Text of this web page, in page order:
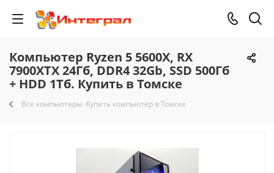
Компьютер Ryzen 5 5600X, RX
7900XTX 24Гб, DDR4 32Gb, SSD 500Гб
+ HDD 1Тб. Купить в Томске
Все компьютеры. Купить компьютер в Томске